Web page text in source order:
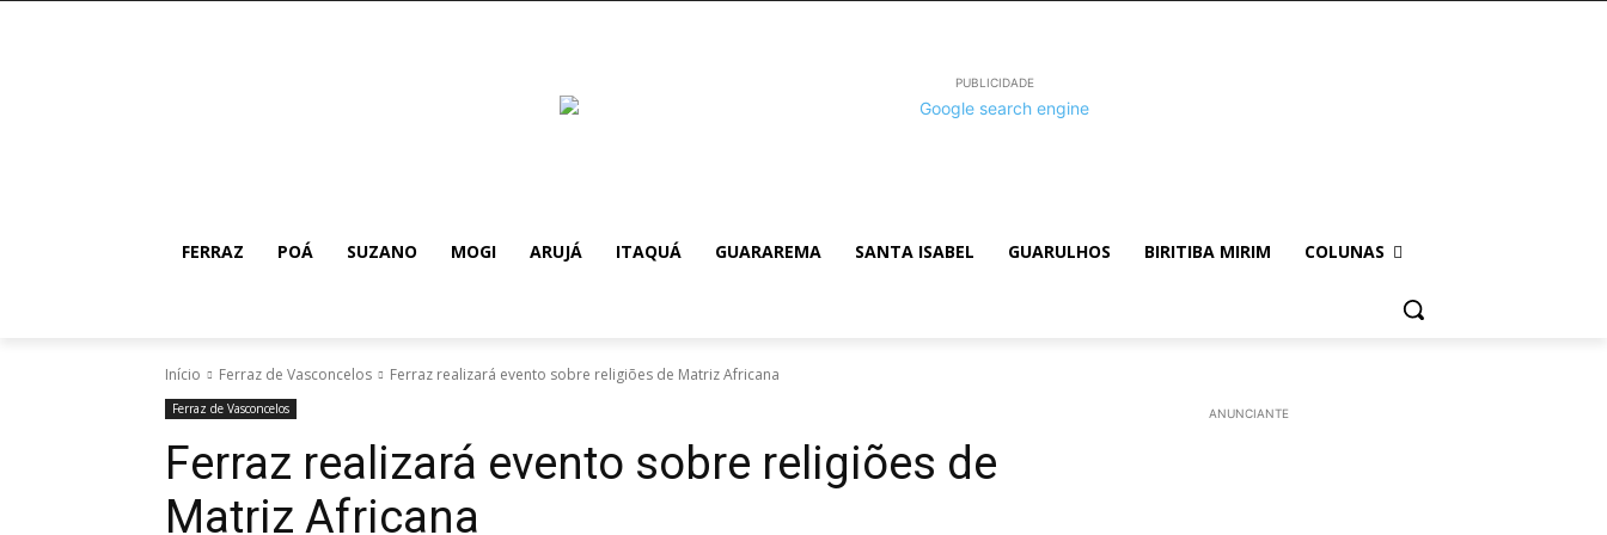
PUBLICIDADE
FERRAZ POÁ SUZANO MOGI ARUJÁ ITAQUÁ GUARAREMA SANTA ISABEL GUARULHOS BIRITIBA MIRIM COLUNAS
Início Ferraz de Vasconcelos Ferraz realizará evento sobre religiões de Matriz Africana
Ferraz de Vasconcelos
Ferraz realizará evento sobre religiões de
Matriz Africana
ANUNCIANTE